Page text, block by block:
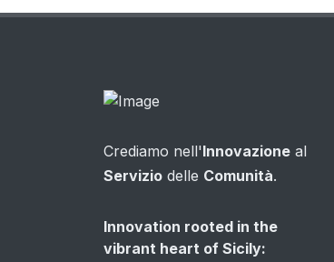
Crediamo nell'Innovazione al
Servizio delle Comunità.
Innovation rooted in the
vibrant heart of Sicily: